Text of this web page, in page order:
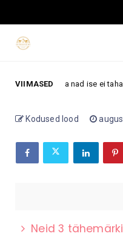
VIIMASED
midagi, mida nad ise ei taha
Kodused lood
Neid 3